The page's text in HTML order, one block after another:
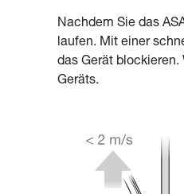
Nachdem Sie das
laufen. Mit einer
das Gerät blockieren.
Geräts.